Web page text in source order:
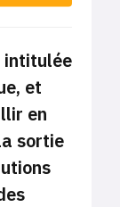
intitulée
et
en
sortie